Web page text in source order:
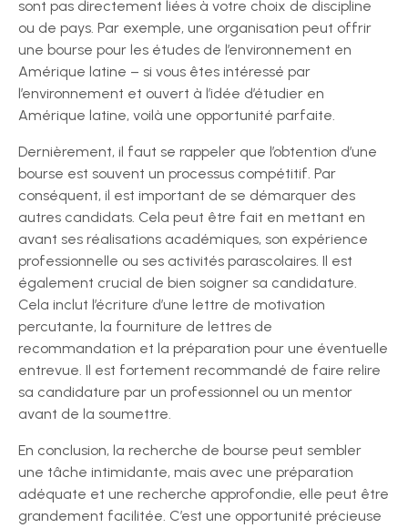
sont pas directement liées à votre choix de discipline
ou de pays. Par exemple, une organisation peut offrir
une bourse pour les études de l’environnement en
Amérique latine – si vous êtes intéressé par
l’environnement et ouvert à l’idée d’étudier en
Amérique latine, voilà une opportunité parfaite.
Dernièrement, il faut se rappeler que l’obtention d’une
bourse est souvent un processus compétitif. Par
conséquent, il est important de se démarquer des
autres candidats. Cela peut être fait en mettant en
avant ses réalisations académiques, son expérience
professionnelle ou ses activités parascolaires. Il est
également crucial de bien soigner sa candidature.
Cela inclut l’écriture d’une lettre de motivation
percutante, la fourniture de lettres de
recommandation et la préparation pour une éventuelle
entrevue. Il est fortement recommandé de faire relire
sa candidature par un professionnel ou un mentor
avant de la soumettre.
En conclusion, la recherche de bourse peut sembler
une tâche intimidante, mais avec une préparation
adéquate et une recherche approfondie, elle peut être
grandement facilitée. C’est une opportunité précieuse